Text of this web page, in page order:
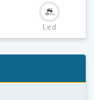
Led